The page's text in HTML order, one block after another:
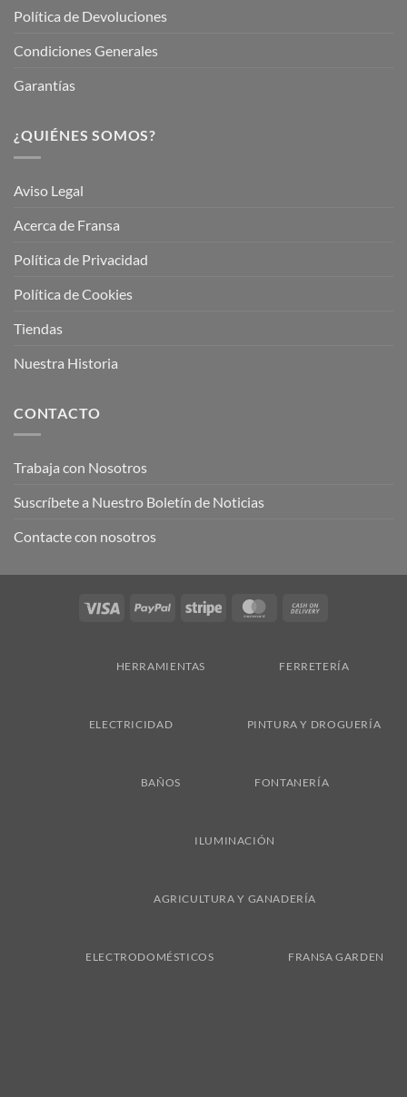
Política de Devoluciones
Condiciones Generales
Garantías
¿QUIÉNES SOMOS?
Aviso Legal
Acerca de Fransa
Política de Privacidad
Política de Cookies
Tiendas
Nuestra Historia
CONTACTO
Trabaja con Nosotros
Suscríbete a Nuestro Boletín de Noticias
Contacte con nosotros
Visa PayPal Stripe MasterCard
HERRAMIENTAS FERRETERÍA
ELECTRICIDAD PINTURA Y DROGUERÍA
BAÑOS FONTANERÍA
ILUMINACIÓN
AGRICULTURA Y GANADERÍA
ELECTRODOMÉSTICOS FRANSA GARDEN